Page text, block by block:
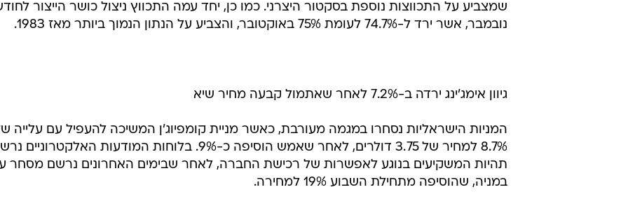
שמצביע על התכווצות נוספת בסקטור היצרני. כמו כן, יחד עמה התכווץ ניצול כושר הייצור
נובמבר, אשר ירד ל-74.7% לעומת 75% באוקטובר, והצביע על הנתון הנמוך ביותר מאז 1983.
גיוון אימג'ינג ירדה ב-7.2% לאחר שאתמול קבעה מחיר שיא
המניות הישראליות נסחרו במגמה מעורבת, כאשר מניית קומפיוג'ן המשיכה להעפיל עם עלייה
8.7% למחיר של 3.75 דולרים, לאחר שאמש הוסיפה כ-9%. בלוחות המודעות האלקטרוניים
תהיות המשקיעים בנוגע לאפשרות של רכישת החברה, לאחר שבימים האחרונים נרשם מסחר
במניה, שהוסיפה מתחילת השבוע 19% למחירה.